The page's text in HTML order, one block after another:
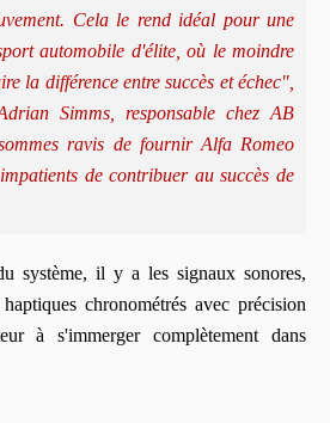
Cela le rend idéal pour une
automobile d'élite, où le moindre
la différence entre succès et échec",
Simms, responsable chez AB
ravis de fournir Alfa Romeo
de contribuer au succès de
système, il y a les signaux sonores,
chronométrés avec précision
à s'immerger complètement dans